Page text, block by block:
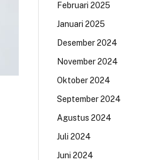
Februari 2025
Januari 2025
Desember 2024
November 2024
Oktober 2024
September 2024
Agustus 2024
Juli 2024
Juni 2024